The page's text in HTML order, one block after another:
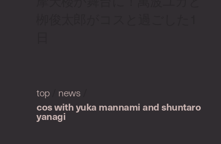
top/ news
cos with yuka mannami and shuntaro
yanagi